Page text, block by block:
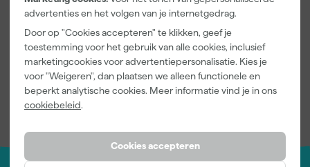
advertenties en het volgen van je internetgedrag.
Door op "Cookies accepteren" te klikken, geef je
toestemming voor het gebruik van alle cookies, inclusief
marketingcookies voor advertentiepersonalisatie. Kies je
voor "Weigeren", dan plaatsen we alleen functionele en
beperkt analytische cookies. Meer informatie vind je in ons
cookiebeleid.
Cookies accepteren
Technisch blad
Kenmerkenblad
Veiligheidsblad